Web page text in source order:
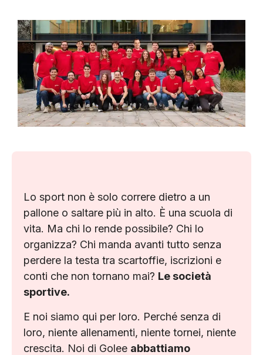
Lo sport non è solo correre dietro a un
pallone o saltare più in alto. È una scuola di
vita. Ma chi lo rende possibile? Chi lo
organizza? Chi manda avanti tutto senza
perdere la testa tra scartoffie, iscrizioni e
conti che non tornano mai? Le società
sportive.
E noi siamo qui per loro. Perché senza di
loro, niente allenamenti, niente tornei, niente
crescita. Noi di Golee abbattiamo